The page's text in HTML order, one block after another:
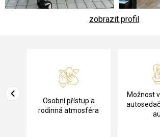
zobrazit profil
a
Osobní přístup a
rodinná atmosféra
Možnost